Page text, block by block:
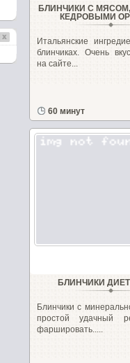
БЛИНЧИКИ С
КЕДРОВЫМИ
Итальянские
блинчиках. Очень
на сайте...
60 минут
БЛИНЧИКИ
Блинчики с
простой удачный
фаршировать.....